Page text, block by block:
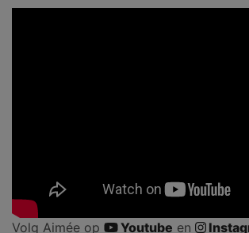
Volg Aimée op Youtube en